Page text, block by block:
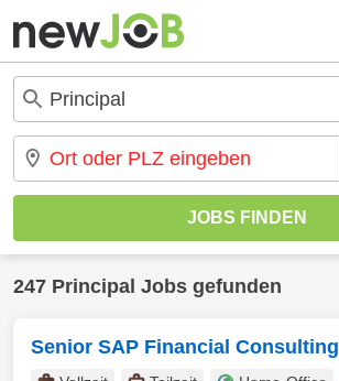
247 Principal Jobs gefunden
Senior SAP Financial Consulting